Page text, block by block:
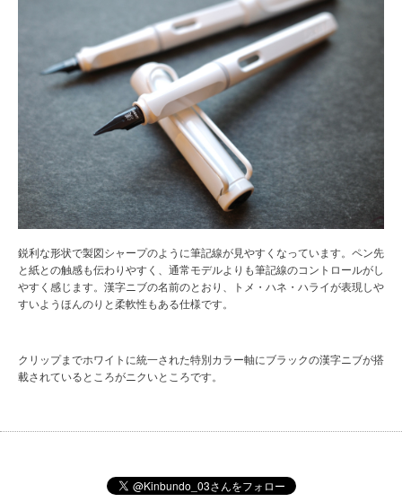
鋭利な形状で製図シャープのように筆記線が見やすくなっています。ペン先
と紙との触感も伝わりやすく、通常モデルよりも筆記線のコントロールがし
やすく感じます。漢字ニブの名前のとおり、トメ・ハネ・ハライが表現しや
すいようほんのりと柔軟性もある仕様です。
クリップまでホワイトに統一された特別カラー軸にブラックの漢字ニブが搭
載されているところがニクいところです。